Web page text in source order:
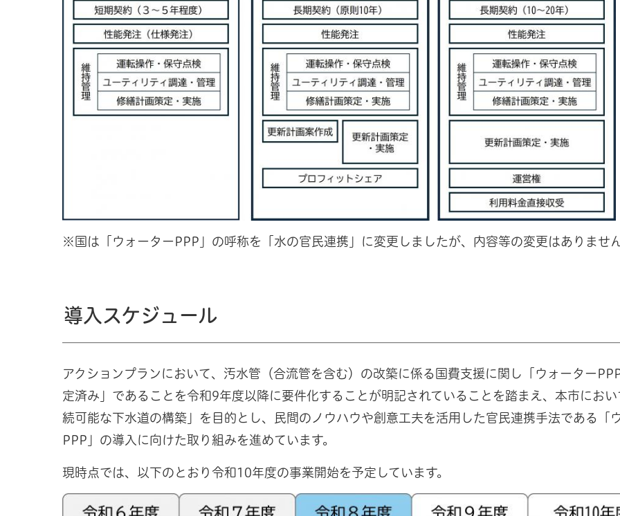
※国は「ウォーターPPP」の呼称を「水の官民連携」に変更しましたが、内容等の変更はありませ
導入スケジュール
アクションプランにおいて、汚水管（合流管を含む）の改築に係る国費支援に関し「ウォーター
定済み」であることを令和9年度以降に要件化することが明記されていることを踏まえ、本市にお
続可能な下水道の構築」を目的とし、民間のノウハウや創意工夫を活用した官民連携手法である「
PPP」の導入に向けた取り組みを進めています。
現時点では、以下のとおり令和10年度の事業開始を予定しています。